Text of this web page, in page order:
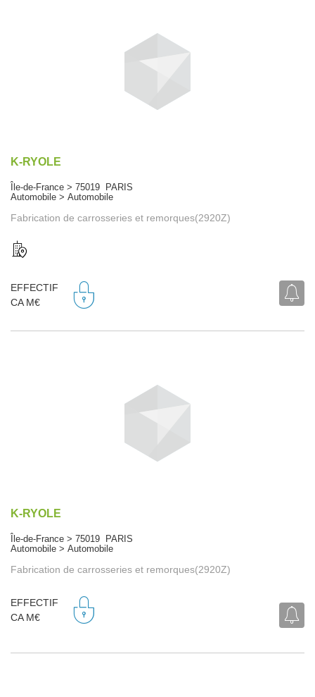
K-RYOLE
Île-de-France > 75019 PARIS
Automobile > Automobile
Fabrication de carrosseries et remorques(2920Z)
EFFECTIF
CA M€
K-RYOLE
Île-de-France > 75019 PARIS
Automobile > Automobile
Fabrication de carrosseries et remorques(2920Z)
EFFECTIF
CA M€